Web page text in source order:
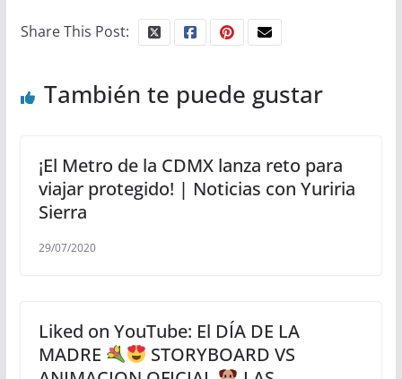
Share This Post:
También te puede gustar
¡El Metro de la CDMX lanza reto para
viajar protegido! | Noticias con Yuriria
Sierra
29/07/2020
Liked on YouTube: El DÍA DE LA
MADRE
STORYBOARD VS